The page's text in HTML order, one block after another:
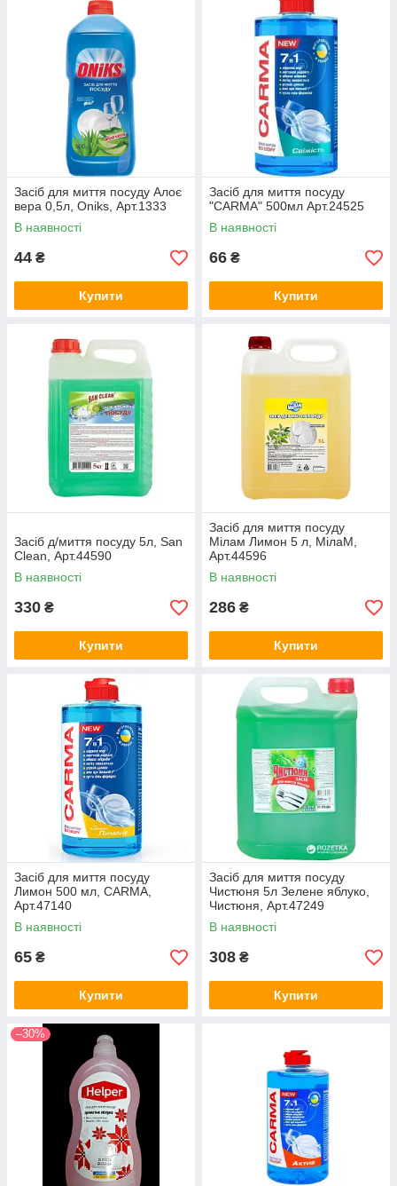
Засіб для миття посуду Алоє
вера 0,5л, Oniks, Арт.1333
В наявності
44 ₴
Купити
Засіб для миття посуду
"CARMA" 500мл Арт.24525
В наявності
66 ₴
Купити
Засіб д/миття посуду 5л, San
Clean, Арт.44590
В наявності
330 ₴
Купити
Засіб для миття посуду
Мілам Лимон 5 л, МілаМ,
Арт.44596
В наявності
286 ₴
Купити
Засіб для миття посуду
Лимон 500 мл, CARMA,
Арт.47140
В наявності
65 ₴
Купити
Засіб для миття посуду
Чистюня 5л Зелене яблуко,
Чистюня, Арт.47249
В наявності
308 ₴
Купити
–30%